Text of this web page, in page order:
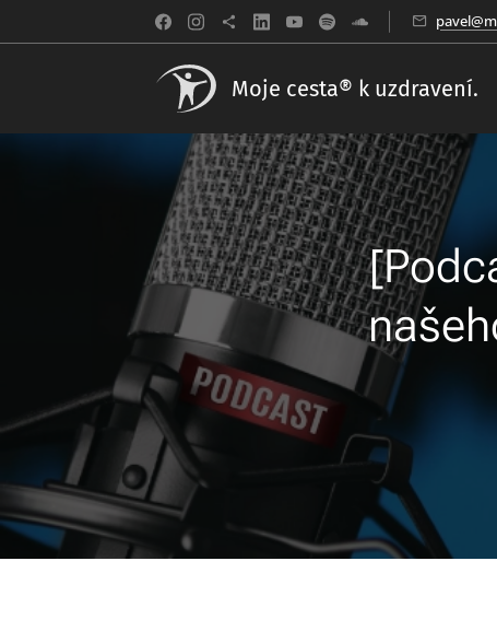
Moje cesta® k uzdravení.